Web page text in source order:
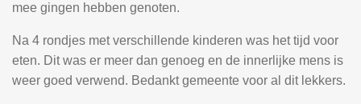
mee gingen hebben genoten.
Na 4 rondjes met verschillende kinderen was het tijd voor
eten. Dit was er meer dan genoeg en de innerlijke mens is
weer goed verwend. Bedankt gemeente voor al dit lekkers.